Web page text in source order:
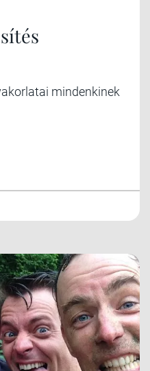
mindenkinek